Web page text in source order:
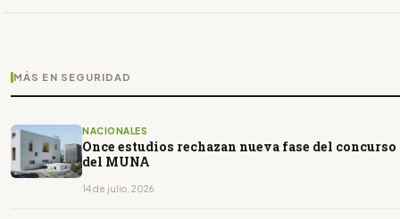
MÁS EN SEGURIDAD
NACIONALES
Once estudios rechazan nueva fase del concurso
del MUNA
14 de julio, 2026